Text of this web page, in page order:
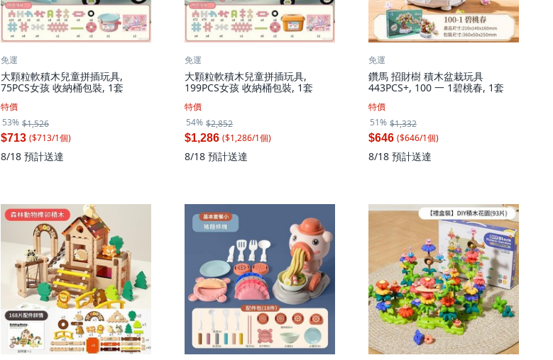
免運
大顆粒軟積木兒童拼插玩具,
75PCS女孩 收納桶包裝, 1套
特價
53% $1,526
$713 ($713/1個)
8/18 預計送達
免運
大顆粒軟積木兒童拼插玩具,
199PCS女孩 收納桶包裝, 1套
特價
54% $2,852
$1,286 ($1,286/1個)
8/18 預計送達
免運
鑽馬 招財樹 積木盆栽玩具
443PCS+, 100 一 1碧桃春, 1套
特價
51% $1,332
$646 ($646/1個)
8/18 預計送達